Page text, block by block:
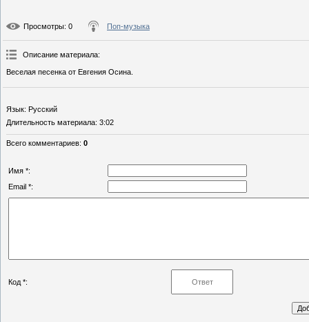
Просмотры: 0 Поп-музыка
Описание материала:
Веселая песенка от Евгения Осина.
Язык: Русский
Длительность материала: 3:02
Всего комментариев: 0
Имя *:
Email *:
Код *: